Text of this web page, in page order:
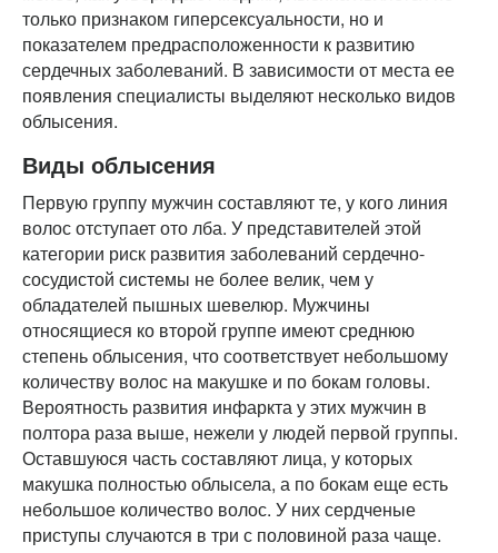
только признаком гиперсексуальности, но и
показателем предрасположенности к развитию
сердечных заболеваний. В зависимости от места ее
появления специалисты выделяют несколько видов
облысения.
Виды облысения
Первую группу мужчин составляют те, у кого линия
волос отступает ото лба. У представителей этой
категории риск развития заболеваний сердечно-
сосудистой системы не более велик, чем у
обладателей пышных шевелюр. Мужчины
относящиеся ко второй группе имеют среднюю
степень облысения, что соответствует небольшому
количеству волос на макушке и по бокам головы.
Вероятность развития инфаркта у этих мужчин в
полтора раза выше, нежели у людей первой группы.
Оставшуюся часть составляют лица, у которых
макушка полностью облысела, а по бокам еще есть
небольшое количество волос. У них сердченые
приступы случаются в три с половиной раза чаще.